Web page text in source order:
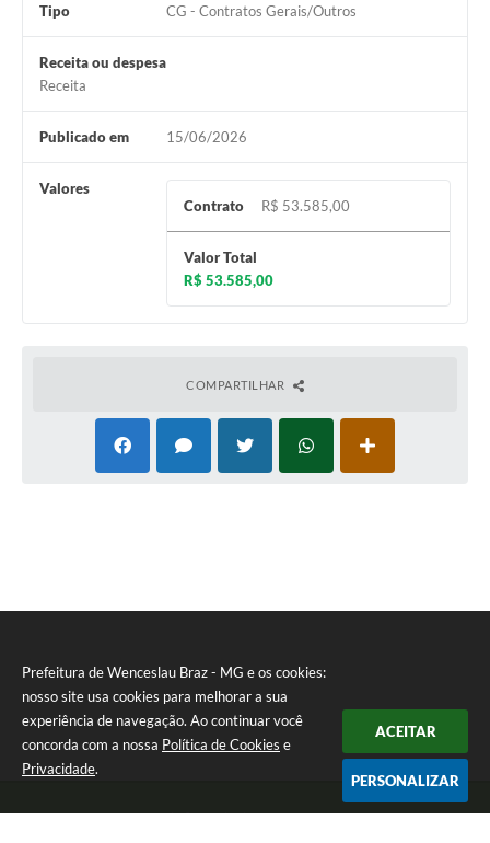
Prefeitura de Wenceslau Braz - MG e os cookies:
nosso site usa cookies para melhorar a sua
experiência de navegação. Ao continuar você
concorda com a nossa Política de Cookies e
Privacidade.
ACEITAR
PERSONALIZAR
Tipo CG - Contratos Gerais/Outros
Receita ou despesa
Receita
Publicado em 15/06/2026
Valores
Contrato
R$ 53.585,00
Valor Total
R$ 53.585,00
COMPARTILHAR
Telefone: (35) 99971-1768